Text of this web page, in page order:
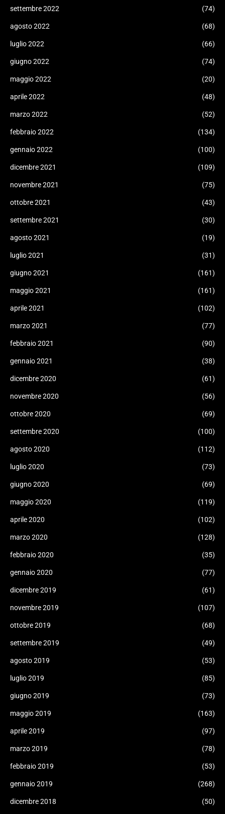
settembre 2022 (74)
agosto 2022 (68)
luglio 2022 (66)
giugno 2022 (74)
maggio 2022 (20)
aprile 2022 (48)
marzo 2022 (52)
febbraio 2022 (134)
gennaio 2022 (100)
dicembre 2021 (109)
novembre 2021 (75)
ottobre 2021 (43)
settembre 2021 (30)
agosto 2021 (19)
luglio 2021 (31)
giugno 2021 (161)
maggio 2021 (161)
aprile 2021 (102)
marzo 2021 (77)
febbraio 2021 (90)
gennaio 2021 (38)
dicembre 2020 (61)
novembre 2020 (56)
ottobre 2020 (69)
settembre 2020 (100)
agosto 2020 (112)
luglio 2020 (73)
giugno 2020 (69)
maggio 2020 (119)
aprile 2020 (102)
marzo 2020 (128)
febbraio 2020 (35)
gennaio 2020 (77)
dicembre 2019 (61)
novembre 2019 (107)
ottobre 2019 (68)
settembre 2019 (49)
agosto 2019 (53)
luglio 2019 (85)
giugno 2019 (73)
maggio 2019 (163)
aprile 2019 (97)
marzo 2019 (78)
febbraio 2019 (53)
gennaio 2019 (268)
dicembre 2018 (50)